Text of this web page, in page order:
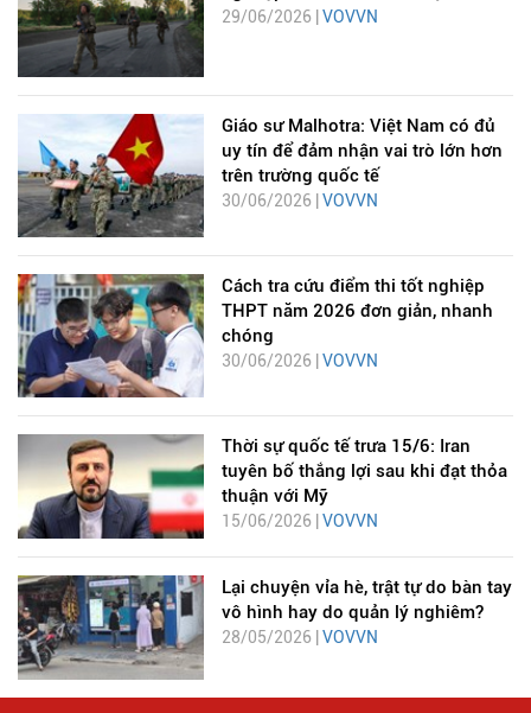
29/06/2026 | VOVVN
Giáo sư Malhotra: Việt Nam có đủ
uy tín để đảm nhận vai trò lớn hơn
trên trường quốc tế
30/06/2026 |VOVVN
Cách tra cứu điểm thi tốt nghiệp
THPT năm 2026 đơn giản, nhanh
chóng
30/06/2026 | VOVVN
Thời sự quốc tế trưa 15/6: Iran
tuyên bố thắng lợi sau khi đạt thỏa
thuận với Mỹ
15/06/2026 | VOVVN
Lại chuyện vỉa hè, trật tự do bàn tay
vô hình hay do quản lý nghiêm?
28/05/2026 | VOVVN